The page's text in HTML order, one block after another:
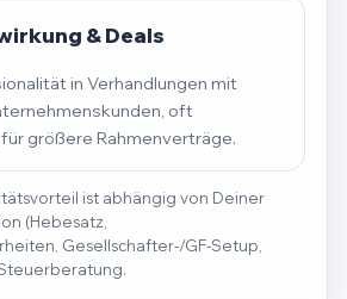
& Deals
in Verhandlungen mit
oft
größere Rahmenverträge.
ist abhängig von Deiner
(Hebesatz,
Gesellschafter-/GF-Setup,